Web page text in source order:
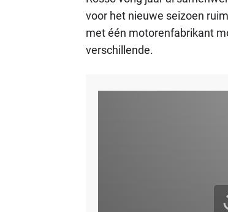
voor het nieuwe seizoen
met één motorenfabrikant
verschillende.